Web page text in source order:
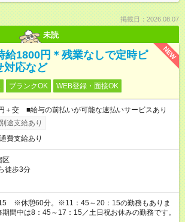
掲載日：2026.08.07
未読
NEW
給1800円＊残業なしで定時ピ
対応など
ブランクOK WEB登録・面接OK
＋交 ■給与の前払いが可能な速払いサービスあり
途支給あり
費支給あり
区
徒歩3分
※休憩60分。※11：45～20：15の勤務もありま
間中は8：45～17：15／土日祝お休みの勤務です。